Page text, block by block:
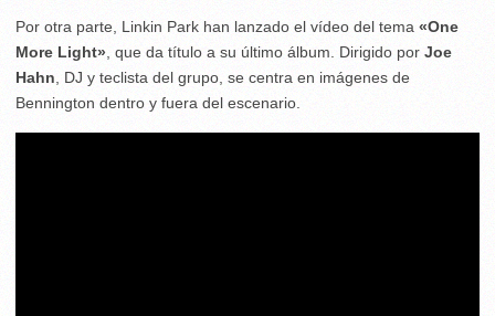
Por otra parte, Linkin Park han lanzado el vídeo del tema «One
More Light» , que da título a su último álbum. Dirigido por Joe
Hahn , DJ y teclista del grupo, se centra en imágenes de
Bennington dentro y fuera del escenario.